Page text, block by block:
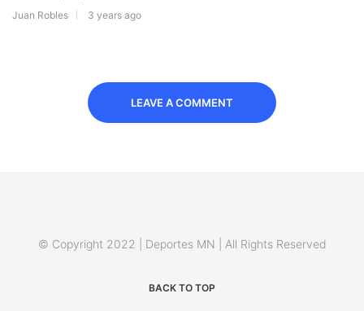
Juan Robles 3 years ago
LEAVE A COMMENT
© Copyright 2022 | Deportes MN | All Rights Reserved
BACK TO TOP